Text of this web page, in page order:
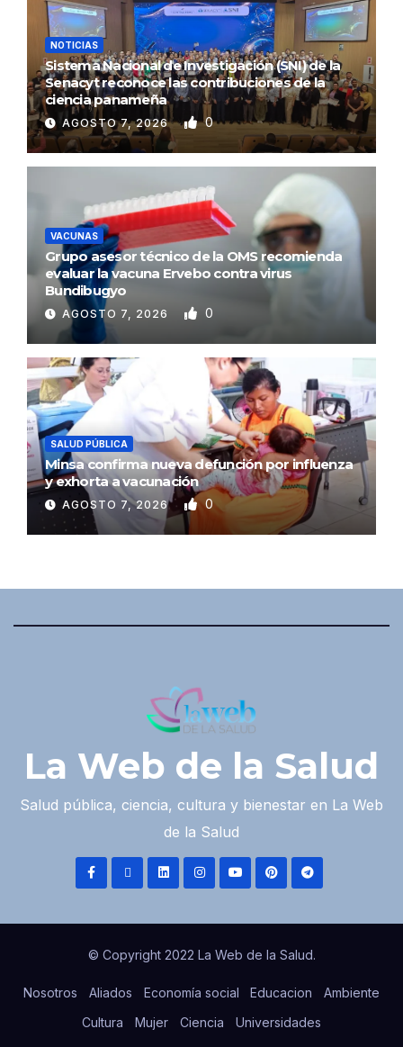
NOTICIAS
Sistema Nacional de Investigación (SNI) de la
Senacyt reconoce las contribuciones de la
ciencia panameña
AGOSTO 7, 2026 0
VACUNAS
Grupo asesor técnico de la OMS recomienda
evaluar la vacuna Ervebo contra virus
Bundibugyo
AGOSTO 7, 2026 0
SALUD PÚBLICA
Minsa confirma nueva defunción por influenza
y exhorta a vacunación
AGOSTO 7, 2026 0
La Web de la Salud
Salud pública, ciencia, cultura y bienestar en La Web
de la Salud
© Copyright 2022 La Web de la Salud.
Nosotros Aliados Economía social Educacion
Ambiente
Cultura
Mujer Ciencia
Universidades